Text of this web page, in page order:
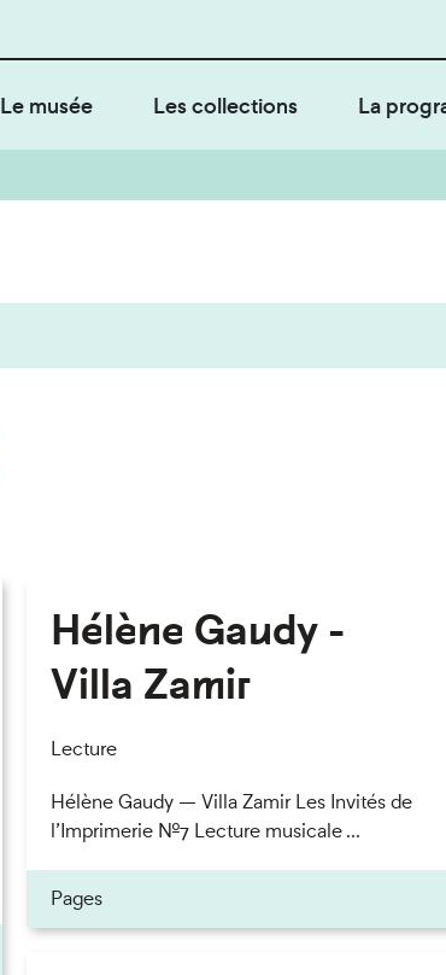
Le musée Les collections La
Hélène Gaudy -
Villa Zamir
Lecture
Hélène Gaudy — Villa Zamir Les Invités de
l’Imprimerie n°7 Lecture musicale ...
Pages